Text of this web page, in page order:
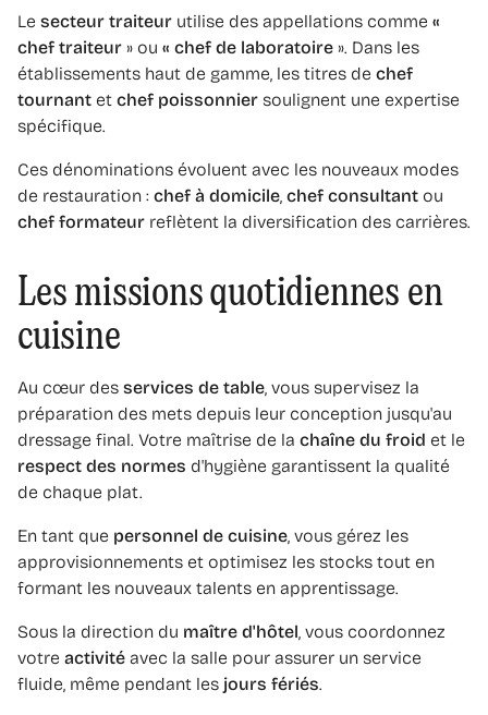
Le secteur traiteur utilise des appellations comme «
chef traiteur » ou « chef de laboratoire ». Dans les
établissements haut de gamme, les titres de chef
tournant et chef poissonnier soulignent une expertise
spécifique.
Ces dénominations évoluent avec les nouveaux modes
de restauration : chef à domicile, chef consultant ou
chef formateur reflètent la diversification des carrières.
Les missions quotidiennes en
cuisine
Au cœur des services de table, vous supervisez la
préparation des mets depuis leur conception jusqu'au
dressage final. Votre maîtrise de la chaîne du froid et le
respect des normes d'hygiène garantissent la qualité
de chaque plat.
En tant que personnel de cuisine, vous gérez les
approvisionnements et optimisez les stocks tout en
formant les nouveaux talents en apprentissage.
Sous la direction du maître d'hôtel, vous coordonnez
votre activité avec la salle pour assurer un service
fluide, même pendant les jours fériés.